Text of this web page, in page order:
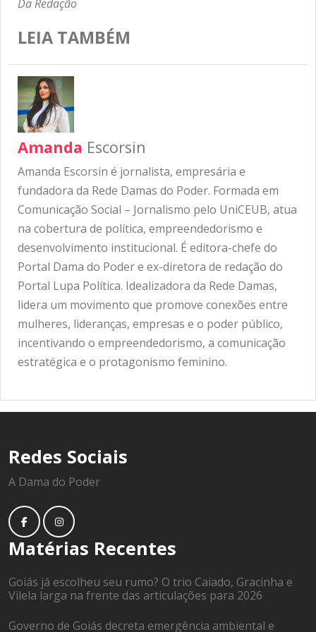
Da Redação
LEIA TAMBÉM
Amanda Escorsin
Amanda Escorsin é jornalista, empresária e
fundadora da Rede Damas do Poder. Formada em
Comunicação Social – Jornalismo pelo UniCEUB, atua
na cobertura de política, empreendedorismo e
desenvolvimento institucional. É editora-chefe do
Portal Dama do Poder e ex-diretora de redação do
Portal Lupa Política. Idealizadora da Rede Damas,
lidera um movimento que promove conexões entre
mulheres, lideranças, empresas e o poder público,
incentivando o empreendedorismo, a comunicação
estratégica e o protagonismo feminino.
Redes Sociais
A Dama do Poder
Matérias Recentes
Goiás já escolheu seu rumo? O trio Caiado, Gracinha e
Vilela larga na frente das articulações para 2026
Governo de Goiás decreta emergência ambiental e